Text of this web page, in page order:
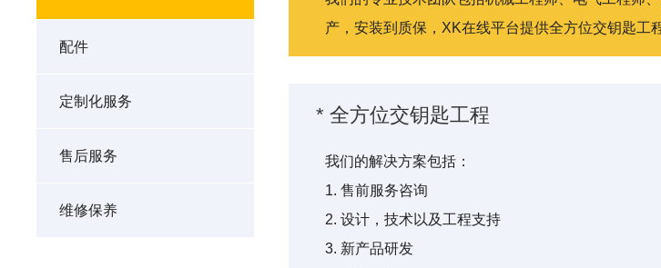
配件
定制化服务
售后服务
维修保养
产，安装到质保，XK在线平台提供全方位交钥匙工程
* 全方位交钥匙工程
我们的解决方案包括：
1. 售前服务咨询
2. 设计，技术以及工程支持
3. 新产品研发